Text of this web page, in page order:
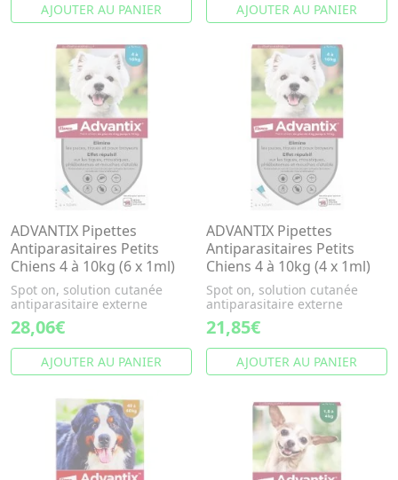
AJOUTER AU PANIER AJOUTER AU PANIER
ADVANTIX Pipettes
Antiparasitaires Petits
Chiens 4 à 10kg (6 x 1ml)
Spot on, solution cutanée
antiparasitaire externe
28,06€
AJOUTER AU PANIER
ADVANTIX Pipettes
Antiparasitaires Petits
Chiens 4 à 10kg (4 x 1ml)
Spot on, solution cutanée
antiparasitaire externe
21,85€
AJOUTER AU PANIER